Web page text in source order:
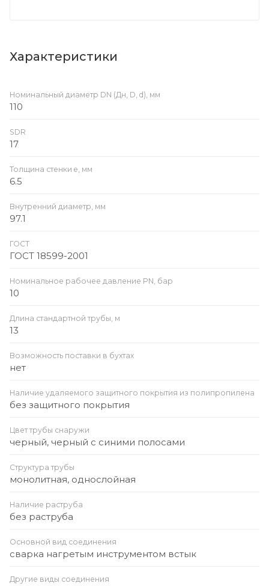
Характеристики
Номинальный диаметр DN (Дн, D, d), мм
110
SDR
17
Толщина стенки e, мм
6.5
Внутренний диаметр, мм
97.1
ГОСТ
ГОСТ 18599-2001
Номинальное рабочее давление PN, бар
10
Длина стандартной трубы, м
13
Возможность поставки в бухтах
нет
Наличие удаляемого защитного покрытия из полипропилена
без защитного покрытия
Цвет трубы снаружи
черный, черный с синими полосами
Структура трубы
монолитная, однослойная
Наличие раструба
без раструба
Основной вид соединения
сварка нагретым инструментом встык
Другие виды соединения